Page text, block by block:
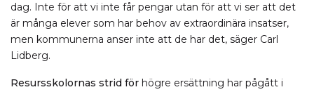
dag. Inte för att vi inte får pengar utan för att vi ser att det
är många elever som har behov av extraordinära insatser,
men kommunerna anser inte att de har det, säger Carl
Lidberg.
Resursskolornas strid för högre ersättning har pågått i